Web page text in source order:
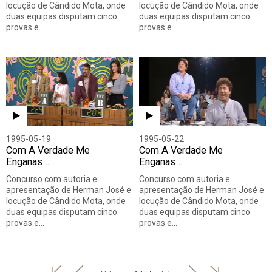
locução de Cândido Mota, onde
duas equipas disputam cinco
provas e…
locução de Cândido Mota, onde
duas equipas disputam cinco
provas e…
1995-05-19
Com A Verdade Me
Enganas…
Concurso com autoria e
apresentação de Herman José e
locução de Cândido Mota, onde
duas equipas disputam cinco
provas e…
1995-05-22
Com A Verdade Me
Enganas…
Concurso com autoria e
apresentação de Herman José e
locução de Cândido Mota, onde
duas equipas disputam cinco
provas e…